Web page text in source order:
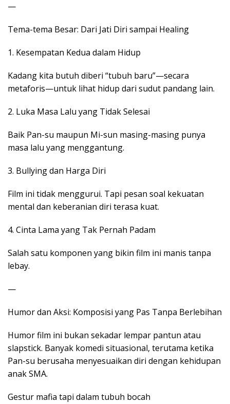
—
Tema-tema Besar: Dari Jati Diri sampai Healing
1. Kesempatan Kedua dalam Hidup
Kadang kita butuh diberi “tubuh baru”—secara
metaforis—untuk lihat hidup dari sudut pandang lain.
2. Luka Masa Lalu yang Tidak Selesai
Baik Pan-su maupun Mi-sun masing-masing punya
masa lalu yang menggantung.
3. Bullying dan Harga Diri
Film ini tidak menggurui. Tapi pesan soal kekuatan
mental dan keberanian diri terasa kuat.
4. Cinta Lama yang Tak Pernah Padam
Salah satu komponen yang bikin film ini manis tanpa
lebay.
—
Humor dan Aksi: Komposisi yang Pas Tanpa Berlebihan
Humor film ini bukan sekadar lempar pantun atau
slapstick. Banyak komedi situasional, terutama ketika
Pan-su berusaha menyesuaikan diri dengan kehidupan
anak SMA.
Gestur mafia tapi dalam tubuh bocah